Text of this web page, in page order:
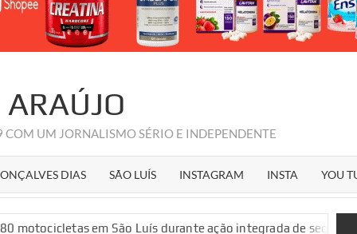
UM JORNALISMO SÉRIO E INDEPENDENTE
DIAS SÃO LUÍS INSTAGRAM INSTA YOU
em São Luís durante ação integrada de segurança pública